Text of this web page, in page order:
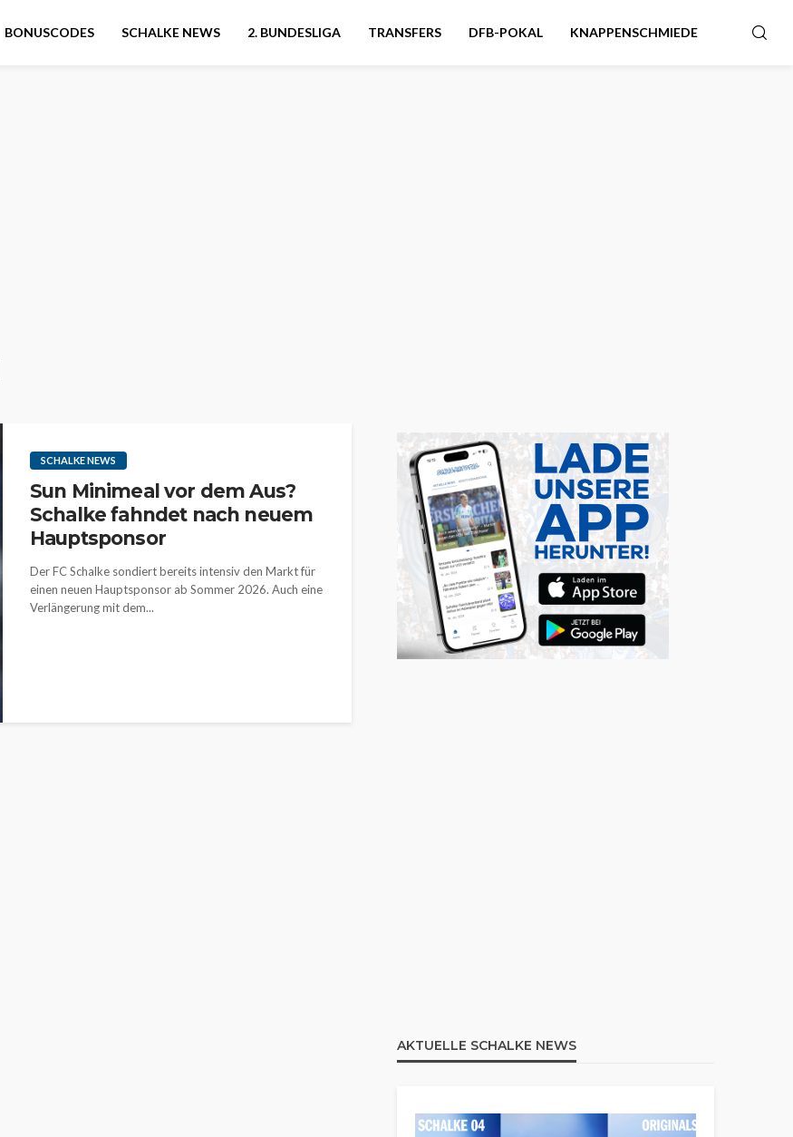
BONUSCODES SCHALKE NEWS 2. BUNDESLIGA TRANSFERS DFB-POKAL KNAPPENSCHMIEDE
SCHALKE NEWS
Sun Minimeal vor dem Aus?
Schalke fahndet nach neuem
Hauptsponsor
Der FC Schalke sondiert bereits intensiv den Markt für
einen neuen Hauptsponsor ab Sommer 2026. Auch eine
Verlängerung mit dem...
AKTUELLE SCHALKE NEWS